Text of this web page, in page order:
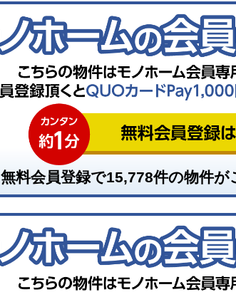
無料会員登録で15,778件の物件が